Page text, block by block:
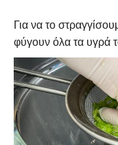
Για να το
φύγουν όλα τα υγρά